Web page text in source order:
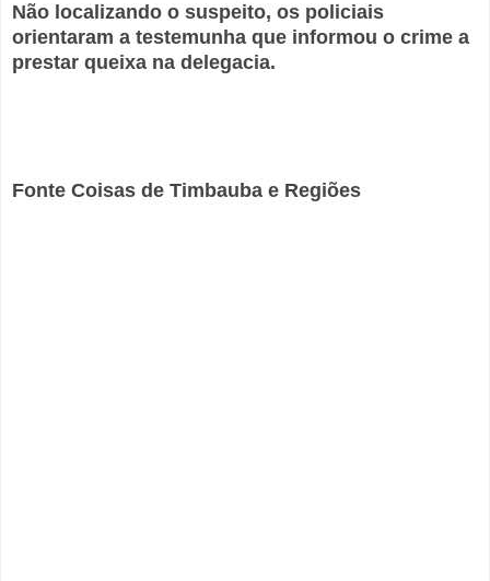
Não localizando o suspeito, os policiais
orientaram a testemunha que informou o crime a
prestar queixa na delegacia.
Fonte Coisas de Timbauba e Regiões